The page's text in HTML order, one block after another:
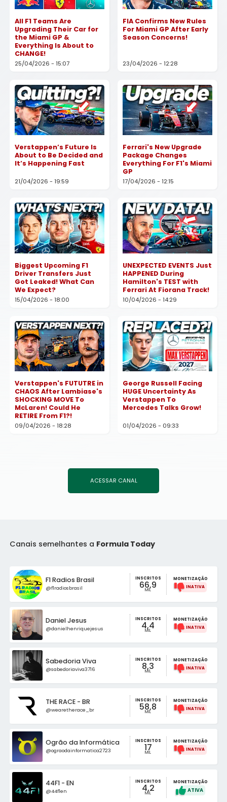
All F1 Teams Are
Upgrading Their Car for
the Miami GP &
Everything Is About to
CHANGE!
25/04/2026 - 15:07
FIA Confirms New Rules
For Miami GP After Early
Season Concerns!
23/04/2026 - 12:28
Verstappen’s Future Is
About to Be Decided and
It’s Happening Fast
21/04/2026 - 19:59
Ferrari's New Upgrade
Package Changes
Everything For F1's Miami
GP
17/04/2026 - 12:15
Biggest Upcoming F1
Driver Transfers Just
Got Leaked! What Can
We Expect?
15/04/2026 - 18:00
UNEXPECTED EVENTS Just
HAPPENED During
Hamilton's TEST with
Ferrari At Fiorana Track!
10/04/2026 - 14:29
Verstappen's FUTUTRE in
CHAOS After Lambiase's
SHOCKING MOVE To
McLaren! Could He
RETIRE From F1?!
09/04/2026 - 18:28
George Russell Facing
HUGE Uncertainty As
Verstappen To
Mercedes Talks Grow!
01/04/2026 - 09:33
ACESSAR CANAL
Canais semelhantes a Formula Today
F1 Radios Brasil
@f1radiosbrasil
INSCRITOS
66,9
MIL
MONETIZAÇÃO
Daniel Jesus
@danielhenriquejesus
INSCRITOS
4,4
MIL
MONETIZAÇÃO
Sabedoria Viva
@sabedoriaviva3716
INSCRITOS
8,3
MIL
MONETIZAÇÃO
THE RACE - BR
@wearetherace_br
INSCRITOS
58,8
MIL
MONETIZAÇÃO
Ogrão da Informática
@ograodainformatica2723
INSCRITOS
17
MIL
MONETIZAÇÃO
44F1 - EN
@44f1en
INSCRITOS
4,2
MIL
MONETIZAÇÃO